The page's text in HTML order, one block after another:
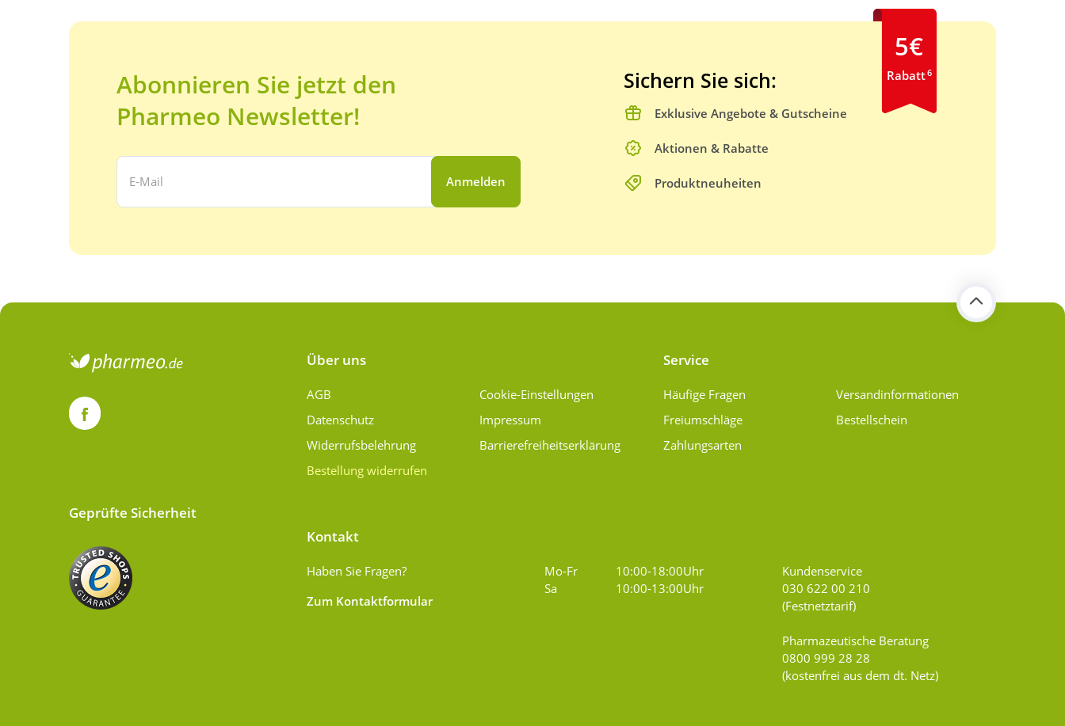
Abonnieren Sie jetzt den
Pharmeo Newsletter!
Ihre E-Mail Adresse:
Anmelden
Sichern Sie sich:
Exklusive Angebote & Gutscheine
Aktionen & Rabatte
Produktneuheiten
5€
Rabatt6
Über uns
AGB
Datenschutz
Widerrufsbelehrung
Bestellung widerrufen
Cookie-Einstellungen
Impressum
Barrierefreiheitserklärung
Service
Häufige Fragen
Freiumschläge
Zahlungsarten
Versand­informationen
Bestellschein
Kontakt
Haben Sie Fragen?
Zum Kontaktformular
Mo-Fr
10:00-18:00Uhr
Sa
10:00-13:00Uhr
Kundenservice
030 622 00 210
(Festnetztarif)
Pharmazeutische Beratung
0800 999 28 28
(kostenfrei aus dem dt. Netz)
Geprüfte Sicherheit